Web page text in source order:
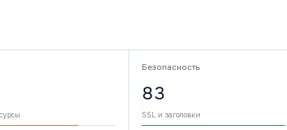
Безопасность
83
SSL и заголовки